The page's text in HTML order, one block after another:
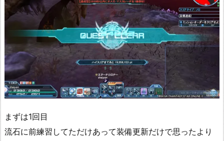
まずは1回目
流石に前練習してただけあって装備更新だけで思ったより